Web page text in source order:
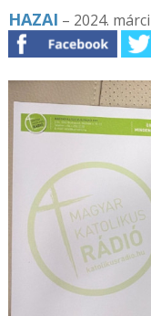
HAZAI – 2024.